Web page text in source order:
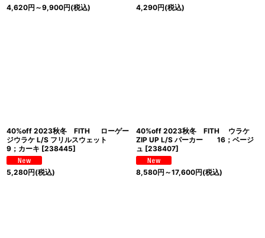
4,620円 ～9,900円(税込) 4,290円(税込)
40%off 2023秋冬 FITH ローゲー
ジウラケ L/S フリルスウェット
9；カーキ [238445]
5,280円(税込)
40%off 2023秋冬 FITH ウラケ
ZIP UP L/S パーカー 16；ベージ
ュ [238407]
8,580円 ～17,600円(税込)